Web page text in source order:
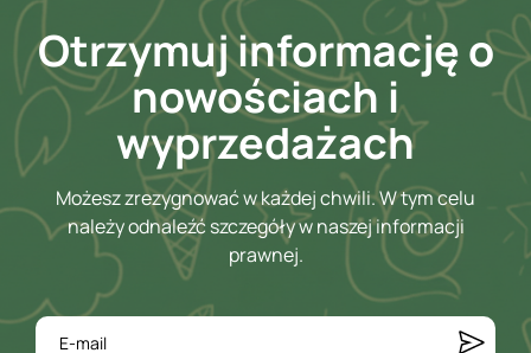
Otrzymuj informację o
nowościach i
wyprzedażach
Możesz zrezygnować w każdej chwili. W tym celu
należy odnaleźć szczegóły w naszej informacji
prawnej.